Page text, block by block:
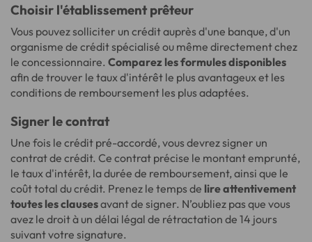
Choisir l'établissement prêteur
Vous pouvez solliciter un crédit auprès d'une banque, d'un
organisme de crédit spécialisé ou même directement chez
le concessionnaire. Comparez les formules disponibles
afin de trouver le taux d'intérêt le plus avantageux et les
conditions de remboursement les plus adaptées.
Signer le contrat
Une fois le crédit pré-accordé, vous devrez signer un
contrat de crédit. Ce contrat précise le montant emprunté,
le taux d'intérêt, la durée de remboursement, ainsi que le
coût total du crédit. Prenez le temps de lire attentivement
toutes les clausesavant de signer. N’oubliez pas que vous
avez le droit à un délai légal de rétractation de 14 jours
suivant votre signature.